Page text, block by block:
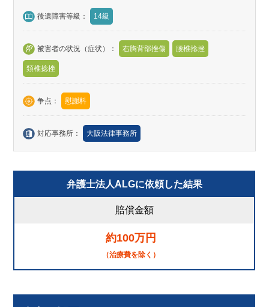
後遺障害等級： 14級
被害者の状況（症状）： 右胸背部挫傷 腰椎捻挫
頚椎捻挫
争点： 慰謝料
対応事務所： 大阪法律事務所
弁護士法人ALGに依頼した結果
賠償金額
約100万円
（治療費を除く）